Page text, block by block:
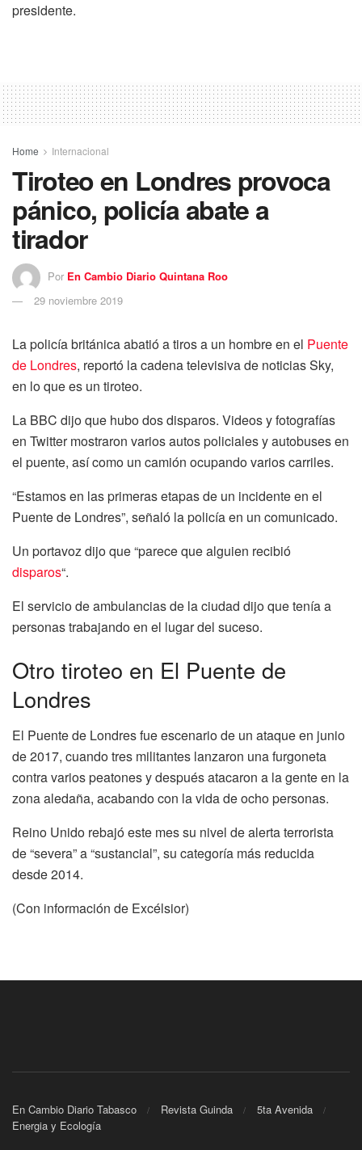
presidente.
Home Internacional
Tiroteo en Londres provoca
pánico, policía abate a
tirador
Por En Cambio Diario Quintana Roo
29 noviembre 2019
La policía británica abatió a tiros a un hombre en el Puente
de Londres, reportó la cadena televisiva de noticias Sky,
en lo que es un tiroteo.
La BBC dijo que hubo dos disparos. Videos y fotografías
en Twitter mostraron varios autos policiales y autobuses en
el puente, así como un camión ocupando varios carriles.
“Estamos en las primeras etapas de un incidente en el
Puente de Londres”, señaló la policía en un comunicado.
Un portavoz dijo que “parece que alguien recibió
disparos“.
El servicio de ambulancias de la ciudad dijo que tenía a
personas trabajando en el lugar del suceso.
Otro tiroteo en El Puente de
Londres
El Puente de Londres fue escenario de un ataque en junio
de 2017, cuando tres militantes lanzaron una furgoneta
contra varios peatones y después atacaron a la gente en la
zona aledaña, acabando con la vida de ocho personas.
Reino Unido rebajó este mes su nivel de alerta terrorista
de “severa” a “sustancial”, su categoría más reducida
desde 2014.
(Con información de Excélsior)
En Cambio Diario Tabasco Revista Guinda
5ta Avenida
Energia y Ecología